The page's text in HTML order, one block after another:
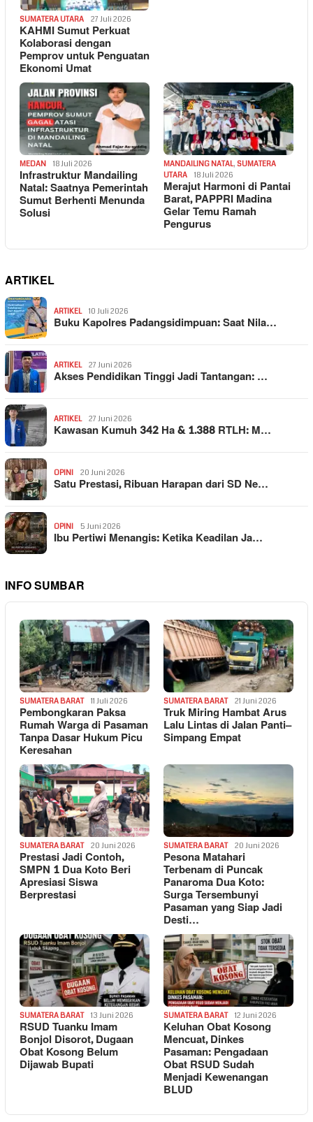
SUMATERA UTARA 27 Juli 2026
KAHMI Sumut Perkuat
Kolaborasi dengan
Pemprov untuk Penguatan
Ekonomi Umat
MEDAN 18 Juli 2026
Infrastruktur Mandailing
Natal: Saatnya Pemerintah
Sumut Berhenti Menunda
Solusi
MANDAILING NATAL, SUMATERA
UTARA
18 Juli 2026
Merajut Harmoni di Pantai
Barat, PAPPRI Madina
Gelar Temu Ramah
Pengurus
ARTIKEL
ARTIKEL 10 Juli 2026
Buku Kapolres Padangsidimpuan: Saat Nila…
ARTIKEL 27 Juni 2026
Akses Pendidikan Tinggi Jadi Tantangan: …
ARTIKEL 27 Juni 2026
Kawasan Kumuh 342 Ha & 1.388 RTLH: M…
OPINI 20 Juni 2026
Satu Prestasi, Ribuan Harapan dari SD Ne…
OPINI 5 Juni 2026
Ibu Pertiwi Menangis: Ketika Keadilan Ja…
INFO SUMBAR
SUMATERA BARAT 11 Juli 2026
Pembongkaran Paksa
Rumah Warga di Pasaman
Tanpa Dasar Hukum Picu
Keresahan
SUMATERA BARAT 21 Juni 2026
Truk Miring Hambat Arus
Lalu Lintas di Jalan Panti–
Simpang Empat
SUMATERA BARAT 20 Juni 2026
Prestasi Jadi Contoh,
SMPN 1 Dua Koto Beri
Apresiasi Siswa
Berprestasi
SUMATERA BARAT 20 Juni 2026
Pesona Matahari
Terbenam di Puncak
Panaroma Dua Koto:
Surga Tersembunyi
Pasaman yang Siap Jadi
Desti…
SUMATERA BARAT 13 Juni 2026
RSUD Tuanku Imam
Bonjol Disorot, Dugaan
Obat Kosong Belum
Dijawab Bupati
SUMATERA BARAT 12 Juni 2026
Keluhan Obat Kosong
Mencuat, Dinkes
Pasaman: Pengadaan
Obat RSUD Sudah
Menjadi Kewenangan
BLUD